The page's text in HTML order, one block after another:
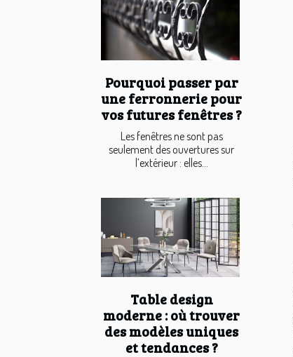
Pourquoi passer par
une ferronnerie pour
vos futures fenêtres ?
Les fenêtres ne sont pas
seulement des ouvertures sur
l’extérieur : elles...
Table design
moderne : où trouver
des modèles uniques
et tendances ?